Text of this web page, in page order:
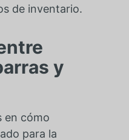
de inventario.
y
en cómo
para la